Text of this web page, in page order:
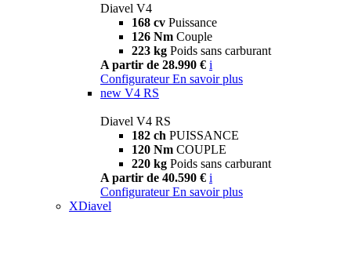
Diavel V4
168 cv Puissance
126 Nm Couple
223 kg Poids sans carburant
A partir de 28.990 € i
Configurateur En savoir plus
new V4 RS
Diavel V4 RS
182 ch PUISSANCE
120 Nm COUPLE
220 kg Poids sans carburant
A partir de 40.590 € i
Configurateur En savoir plus
XDiavel